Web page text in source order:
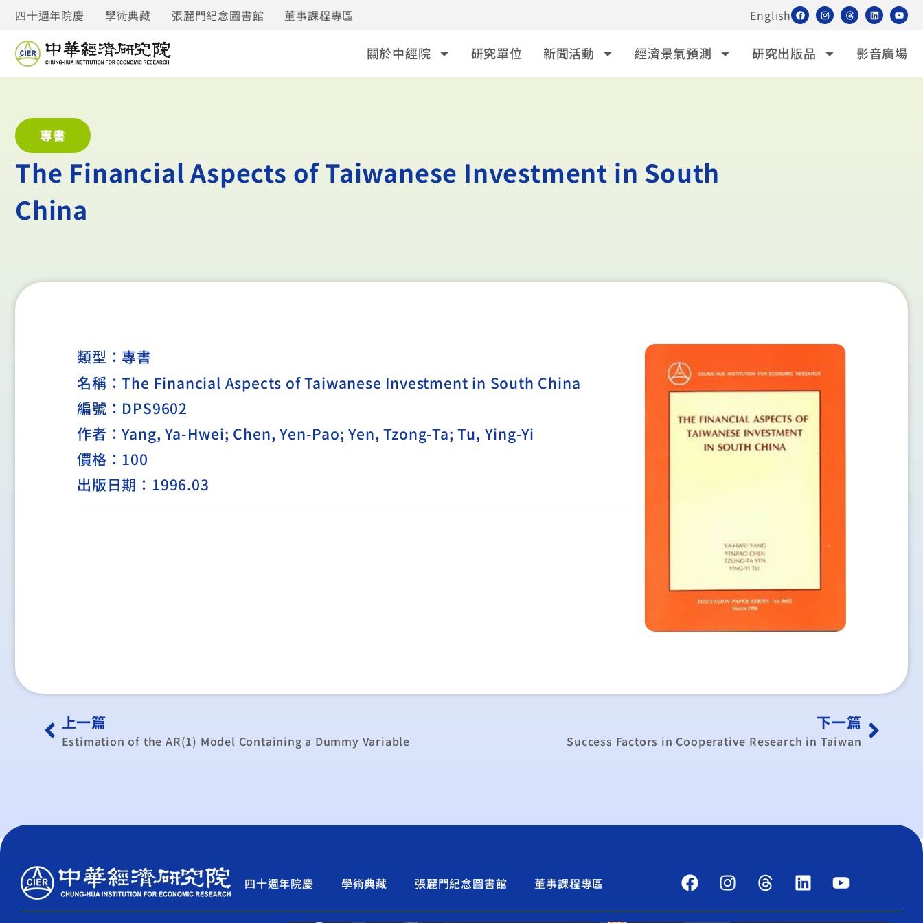
四十週年院慶 學術典藏 張麗門紀念圖書館 董事課程專區 English
關於中經院 研究單位 新聞活動 經濟景氣預測 研究出版品 影音廣場
專書
The Financial Aspects of Taiwanese Investment in South
China
類型： 專書
名稱：The Financial Aspects of Taiwanese Investment in South China
編號：DPS9602
作者：Yang, Ya-Hwei; Chen, Yen-Pao; Yen, Tzong-Ta; Tu, Ying-Yi
價格：100
出版日期：1996.03
上一篇
Estimation of the AR(1) Model Containing a Dummy Variable
下一篇
Success Factors in Cooperative Research in Taiwan
四十週年院慶 學術典藏 張麗門紀念圖書館 董事課程專區